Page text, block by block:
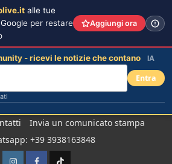
Invia un comunicato stampa
+39 3938163848
alle tue
per restare
Aggiungi ora
- ricevi le notizie che contano IA
Entra